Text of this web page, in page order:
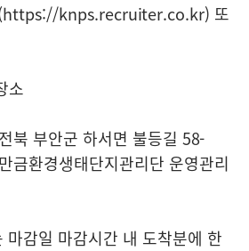
knps.recruiter.co.kr) 또
소
북 부안군 하서면 불등길 58-
금환경생태단지관리단 운영관리
마감일 마감시간 내 도착분에 한